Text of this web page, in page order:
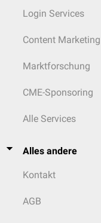
Login Services
Content Marketing
Marktforschung
CME-Sponsoring
Alle Services
Alles andere
Kontakt
AGB